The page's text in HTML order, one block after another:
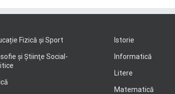
Fizică și Sport
şi Ştiinţe Social-
Istorie
Informatică
Litere
Matematică